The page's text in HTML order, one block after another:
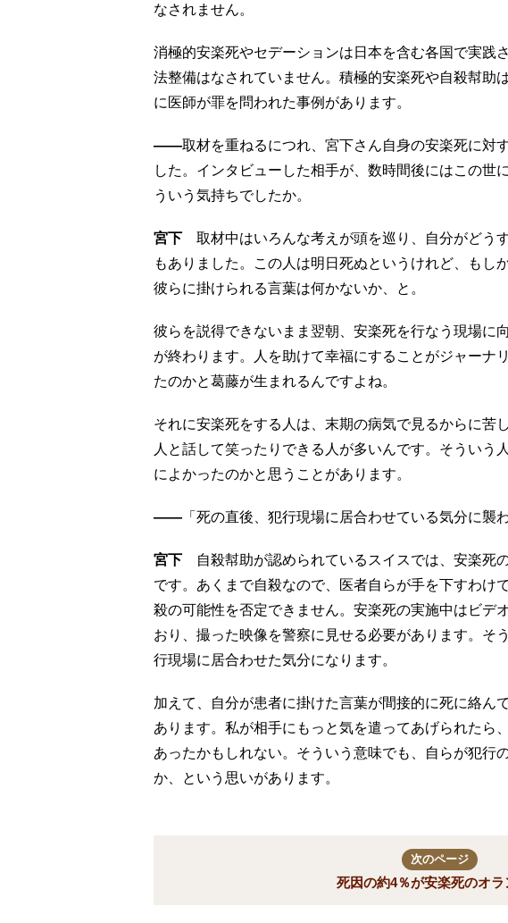
なされません。
消極的安楽死やセデーションは日本を含む各国で実践
法整備はなされていません。積極的安楽死や自殺幇助
に医師が罪を問われた事例があります。
――取材を重ねるにつれ、宮下さん自身の安楽死に対
した。インタビューした相手が、数時間後にはこの世
ういう気持ちでしたか。
宮下 取材中はいろんな考えが頭を巡り、自分がどう
もありました。この人は明日死ぬというけれど、もし
彼らに掛けられる言葉は何かないか、と。
彼らを説得できないまま翌朝、安楽死を行なう現場に
が終わります。人を助けて幸福にすることがジャーナ
たのかと葛藤が生まれるんですよね。
それに安楽死をする人は、末期の病気で見るからに苦
人と話して笑ったりできる人が多いんです。そういう
によかったのかと思うことがあります。
―― 「死の直後、犯行現場に居合わせている気分に襲
宮下 自殺幇助が認められているスイスでは、安楽死
です。あくまで自殺なので、医者自らが手を下すわけ
殺の可能性を否定できません。安楽死の実施中はビデ
おり、撮った映像を警察に見せる必要があります。そ
行現場に居合わせた気分になります。
加えて、自分が患者に掛けた言葉が間接的に死に絡ん
あります。私が相手にもっと気を遣ってあげられたら
あったかもしれない。そういう意味でも、自らが犯行
か、という思いがあります。
次のページ
死因の約4％が安楽死のオラ